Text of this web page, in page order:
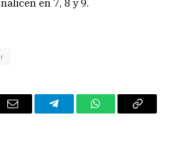
en 7, 8 y 9.
Email TelegramWhatsAppCopy